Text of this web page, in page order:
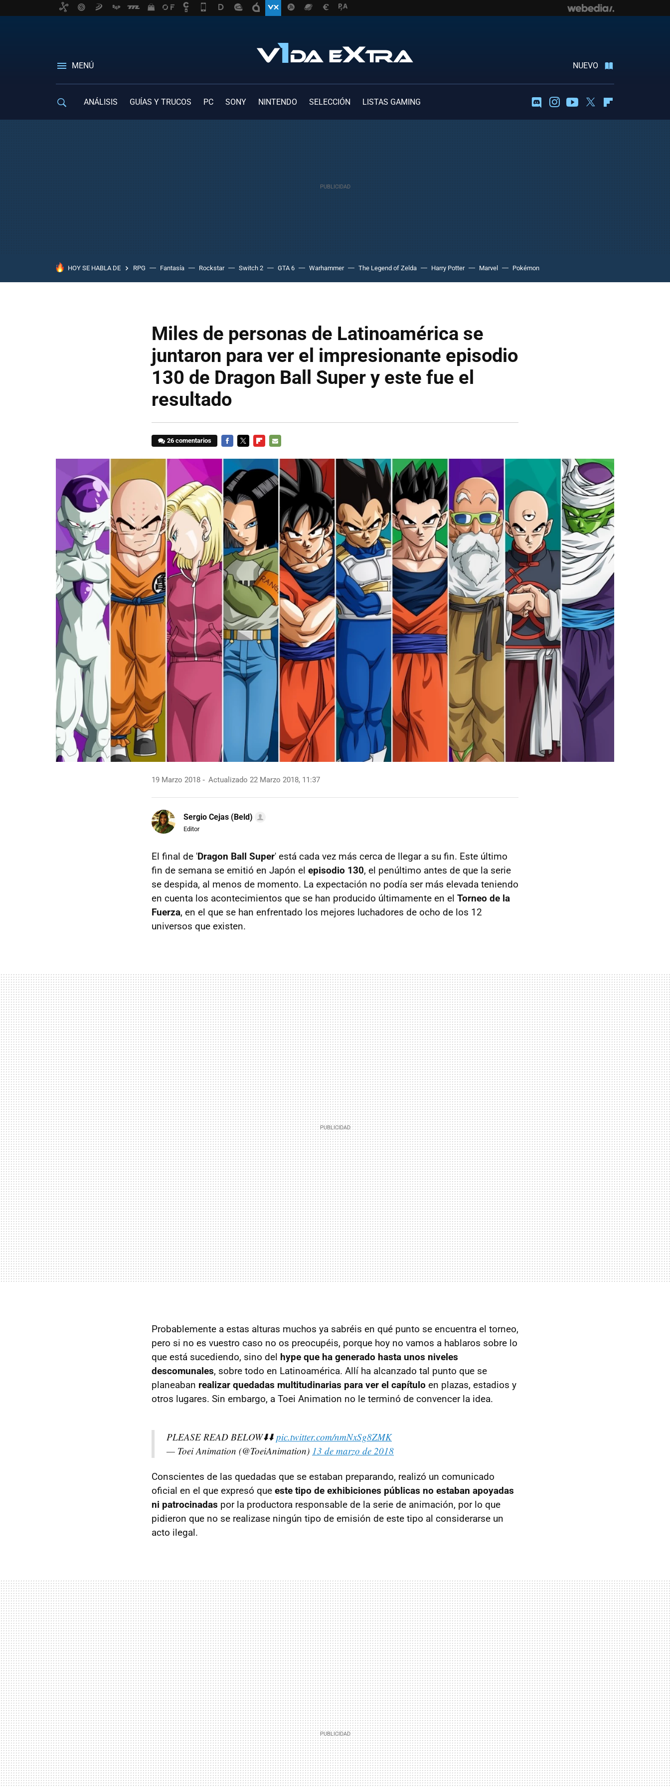
MENÚ NUEVO
ANÁLISIS GUÍAS Y TRUCOS PC SONY NINTENDO SELECCIÓN LISTAS GAMING DiscordInstagramYoutubeTwitter
HOY SE HABLA DE RPG Fantasía Rockstar Switch 2 GTA 6 Warhammer The Legend of Zelda Harry Potter Marvel Pokémon
Miles de personas de Latinoamérica se
juntaron para ver el impresionante episodio
130 de Dragon Ball Super y este fue el
resultado
26 comentarios
19 Marzo 2018 Actualizado 22 Marzo 2018, 11:37
Sergio Cejas (Beld)
Editor
El final de 'Dragon Ball Super' está cada vez más cerca de llegar a su fin. Este último
fin de semana se emitió en Japón el episodio 130, el penúltimo antes de que la serie
se despida, al menos de momento. La expectación no podía ser más elevada teniendo
en cuenta los acontecimientos que se han producido últimamente en el Torneo de la
Fuerza, en el que se han enfrentado los mejores luchadores de ocho de los 12
universos que existen.
Probablemente a estas alturas muchos ya sabréis en qué punto se encuentra el torneo,
pero si no es vuestro caso no os preocupéis, porque hoy no vamos a hablaros sobre lo
que está sucediendo, sino del hype que ha generado hasta unos niveles
descomunales, sobre todo en Latinoamérica. Allí ha alcanzado tal punto que se
planeaban realizar quedadas multitudinarias para ver el capítulo en plazas, estadios y
otros lugares. Sin embargo, a Toei Animation no le terminó de convencer la idea.
PLEASE READ BELOW⬇️⬇️ pic.twitter.com/nmNxSg8ZMK
— Toei Animation (@ToeiAnimation) 13 de marzo de 2018
Conscientes de las quedadas que se estaban preparando, realizó un comunicado
oficial en el que expresó que este tipo de exhibiciones públicas no estaban apoyadas
ni patrocinadas por la productora responsable de la serie de animación, por lo que
pidieron que no se realizase ningún tipo de emisión de este tipo al considerarse un
acto ilegal.